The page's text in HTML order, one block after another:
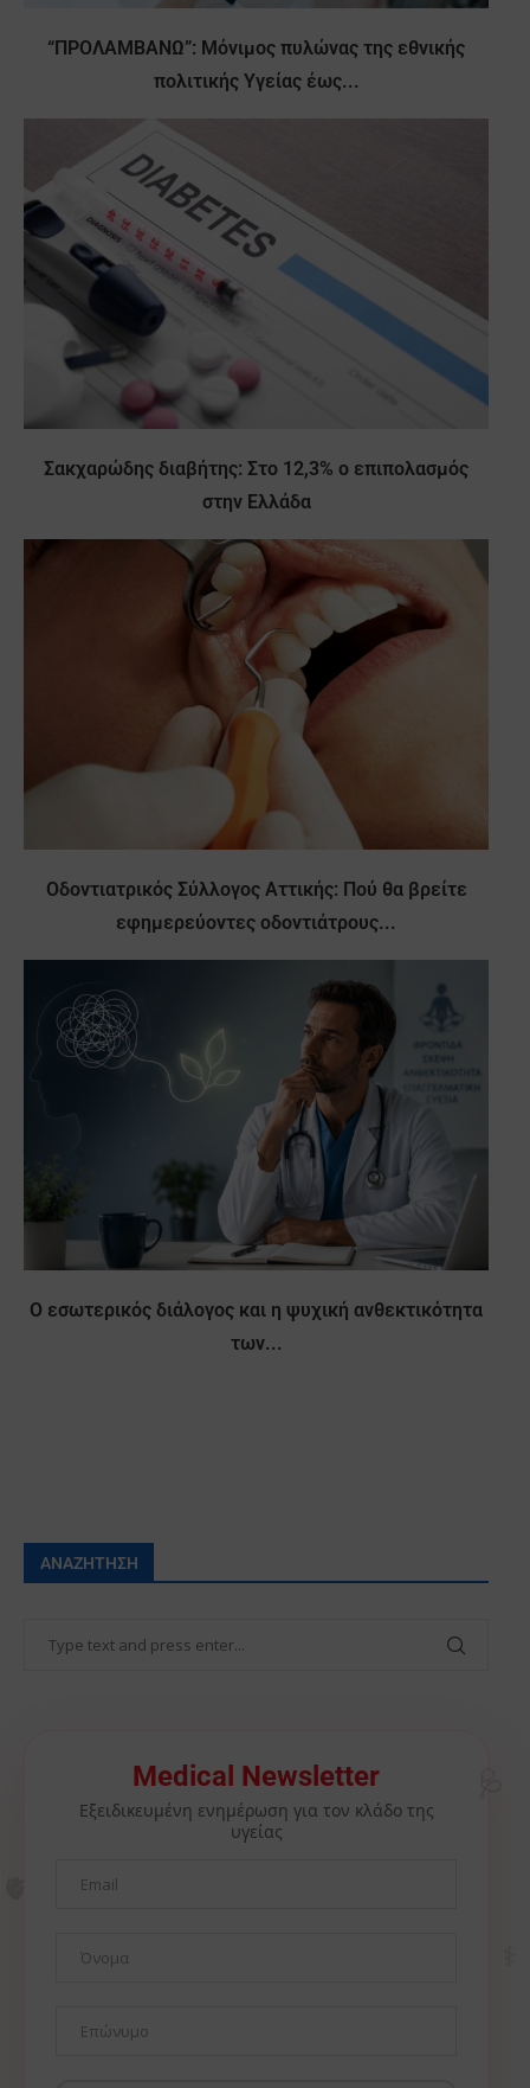
“ΠΡΟΛΑΜΒΑΝΩ”: Μόνιμος πυλώνας της εθνικής
πολιτικής Υγείας έως...
Σακχαρώδης διαβήτης: Στο 12,3% ο επιπολασμός
στην Ελλάδα
Οδοντιατρικός Σύλλογος Αττικής: Πού θα βρείτε
εφημερεύοντες οδοντιάτρους...
Ο εσωτερικός διάλογος και η ψυχική ανθεκτικότητα
των...
ΑΝΑΖΉΤΗΣΗ
Medical Newsletter
Εξειδικευμένη ενημέρωση για τον κλάδο της
υγείας